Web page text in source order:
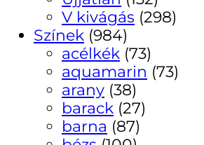
V kivágás (298)
Színek (984)
acélkék (73)
aquamarin (73)
arany (38)
barack (27)
barna (87)